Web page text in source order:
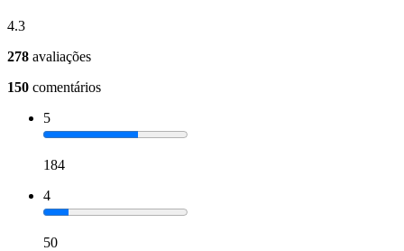
4.3
278 avaliações
150 comentários
5
184
4
50